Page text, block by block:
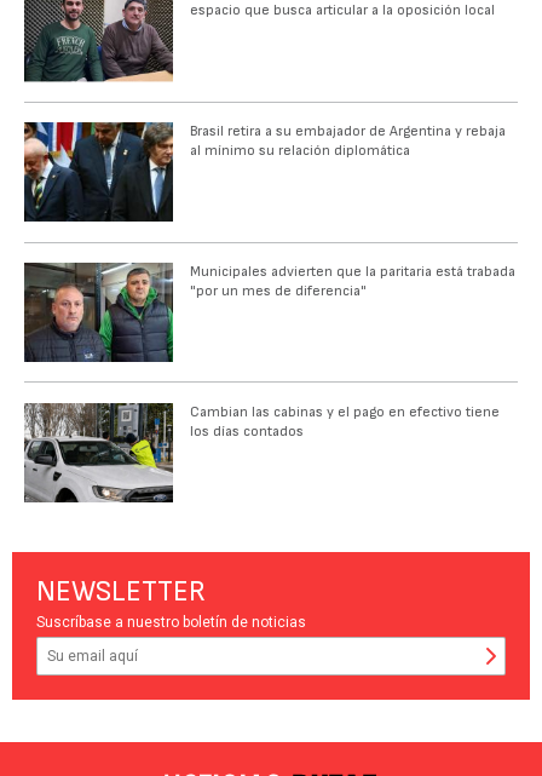
espacio que busca articular a la oposición local
Brasil retira a su embajador de Argentina y rebaja
al mínimo su relación diplomática
Municipales advierten que la paritaria está trabada
"por un mes de diferencia"
Cambian las cabinas y el pago en efectivo tiene
los días contados
NEWSLETTER
Suscríbase a nuestro boletín de noticias